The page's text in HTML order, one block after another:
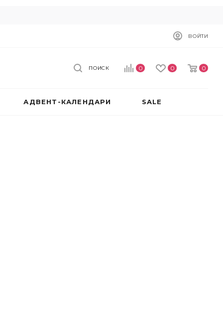
ВОЙТИ
0 0 0
ПОИСК
АДВЕНТ-КАЛЕНДАРИ SALE